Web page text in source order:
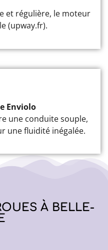
et régulière, le moteur
(upway.fr).
Enviolo
une conduite souple,
une fluidité inégalée.
À BELLE-